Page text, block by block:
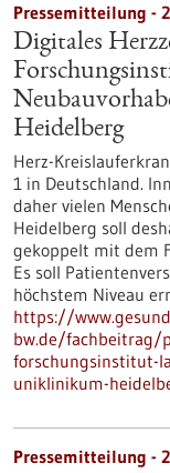
Pressemitteilung -
Digitales
Heidelberg
Herz-
1 in Deutschland.
daher vielen
Heidelberg soll
gekoppelt mit dem
Es soll
höchstem Niveau
https://
bw.de/fachbeitrag/
forschungsinstitut-
uniklinikum-
Pressemitteilung -